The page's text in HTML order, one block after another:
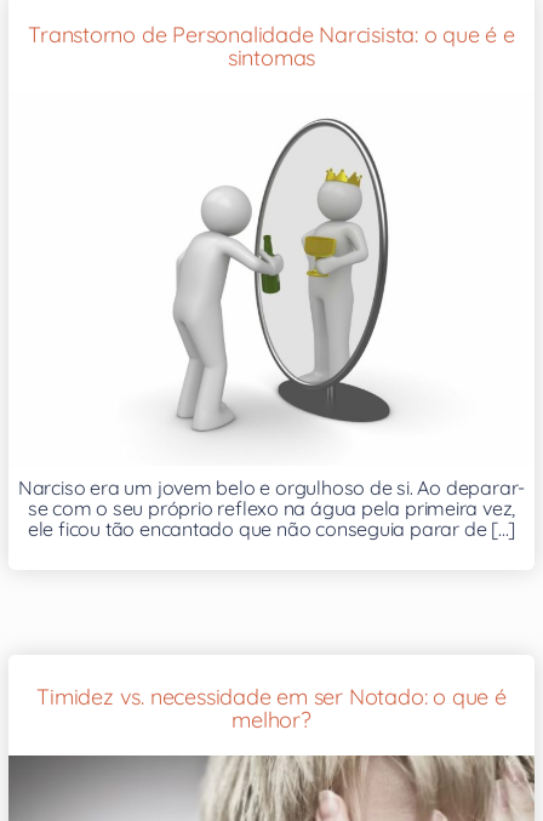
Transtorno de Personalidade Narcisista: o que é e
sintomas
Narciso era um jovem belo e orgulhoso de si. Ao deparar-
se com o seu próprio reflexo na água pela primeira vez,
ele ficou tão encantado que não conseguia parar de [...]
Timidez vs. necessidade em ser Notado: o que é
melhor?